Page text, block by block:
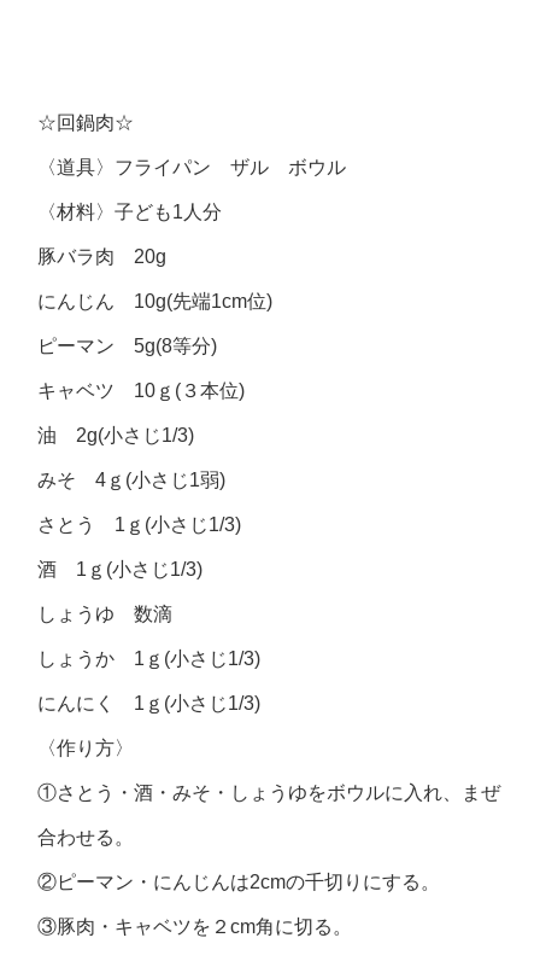
☆回鍋肉☆
〈道具〉フライパン ザル ボウル
〈材料〉子ども1人分
豚バラ肉 20g
にんじん 10g(先端1cm位)
ピーマン 5g(8等分)
キャベツ 10ｇ(３本位)
油 2g(小さじ1/3)
みそ 4ｇ(小さじ1弱)
さとう 1ｇ(小さじ1/3)
酒 1ｇ(小さじ1/3)
しょうゆ 数滴
しょうか 1ｇ(小さじ1/3)
にんにく 1ｇ(小さじ1/3)
〈作り方〉
①さとう・酒・みそ・しょうゆをボウルに入れ、まぜ
合わせる。
②ピーマン・にんじんは2cmの千切りにする。
③豚肉・キャベツを２cm角に切る。